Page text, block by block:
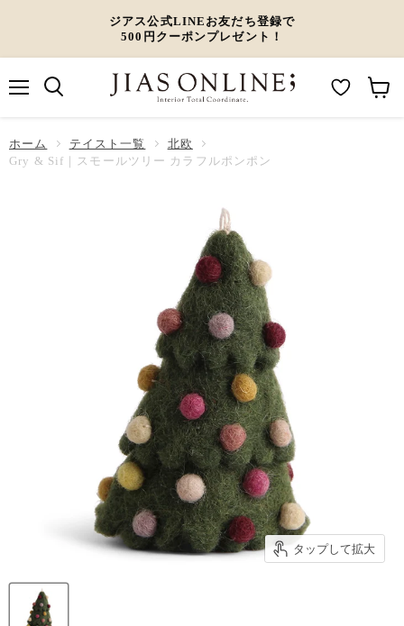
ジアス公式LINEお友だち登録で
500円クーポンプレゼント！
ー
ホーム テイスト一覧
北欧
Gry & Sif｜スモールツリー カラフルポンポン
タップして拡大